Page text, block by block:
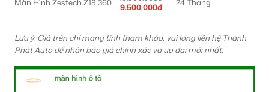
Màn Hình Zestech Z18 360
9.500.000đ
24 Tháng
Lưu ý: Giá trên chỉ mang tính tham khảo, vui lòng liên hệ Thành
Phát Auto để nhận báo giá chính xác và ưu đãi mới nhất.